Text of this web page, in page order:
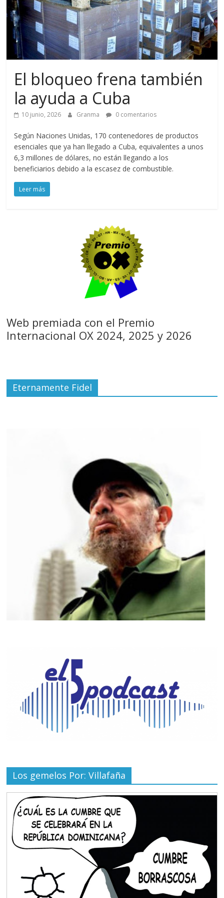
El bloqueo frena también
la ayuda a Cuba
10 junio, 2026 Granma 0 comentarios
Según Naciones Unidas, 170 contenedores de productos
esenciales que ya han llegado a Cuba, equivalentes a unos
6,3 millones de dólares, no están llegando a los
beneficiarios debido a la escasez de combustible.
Leer más
Web premiada con el Premio
Internacional OX 2024, 2025 y 2026
Eternamente Fidel
Los gemelos Por: Villafaña